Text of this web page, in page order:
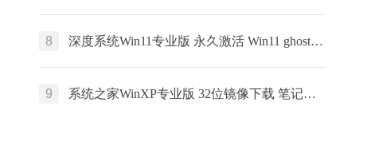
8 深度系统Win11专业版 永久激活 Win11 ghost ISO X64位系统下载
9 系统之家WinXP专业版 32位镜像下载 笔记本专用 x86最新版下载